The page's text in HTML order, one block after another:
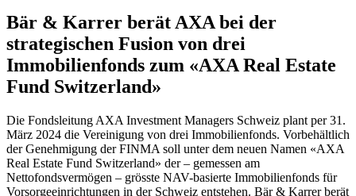
Bär & Karrer berät AXA bei der
strategischen Fusion von drei
Immobilienfonds zum «AXA Real Estate
Fund Switzerland»
Die Fondsleitung AXA Investment Managers Schweiz plant per 31.
März 2024 die Vereinigung von drei Immobilienfonds. Vorbehältlich
der Genehmigung der FINMA soll unter dem neuen Namen «AXA
Real Estate Fund Switzerland» der – gemessen am
Nettofondsvermögen – grösste NAV-basierte Immobilienfonds für
Vorsorgeeinrichtungen in der Schweiz entstehen. Bär & Karrer berät